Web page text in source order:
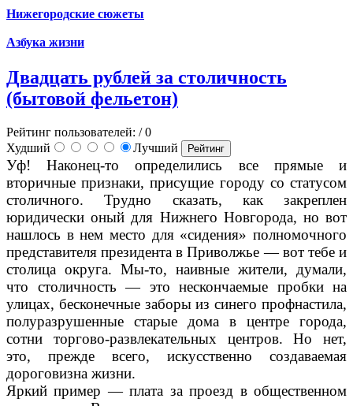
Нижегородские сюжеты
Азбука жизни
Двадцать рублей за столичность
(бытовой фельетон)
Рейтинг пользователей: / 0
Худший
Лучший
Уф! Наконец-то определились все прямые и
вторичные признаки, присущие городу со статусом
столичного. Трудно сказать, как закреплен
юридически оный для Нижнего Новгорода, но вот
нашлось в нем место для «сидения» полномочного
представителя президента в Приволжье — вот тебе и
столица округа. Мы-то, наивные жители, думали,
что столичность — это нескончаемые пробки на
улицах, бесконечные заборы из синего профнастила,
полуразрушенные старые дома в центре города,
сотни торгово-развлекательных центров. Но нет,
это, прежде всего, искусственно создаваемая
дороговизна жизни.
Яркий пример — плата за проезд в общественном